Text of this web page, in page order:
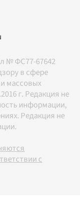
№ ФС77-67642
в сфере
массовых
г. Редакция не
информации,
Редакция не
с